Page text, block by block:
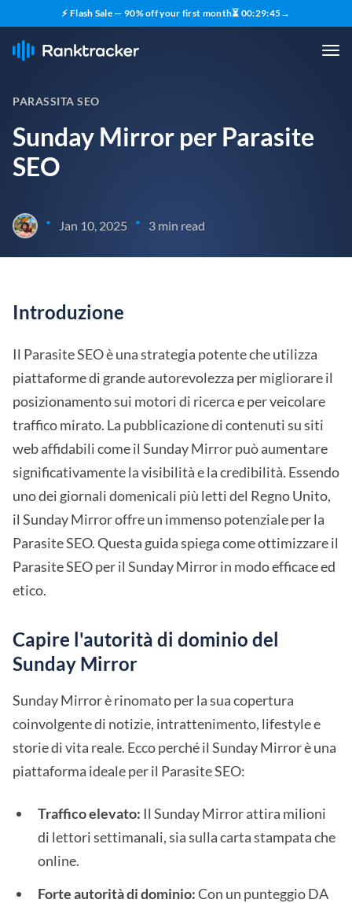
⚡ Flash Sale — 90% off your first month⏳ 00:29:45→
PARASSITA SEO
Sunday Mirror per Parasite
SEO
• Jan 10, 2025 • 3 min read
Introduzione
Il Parasite SEO è una strategia potente che utilizza
piattaforme di grande autorevolezza per migliorare il
posizionamento sui motori di ricerca e per veicolare
traffico mirato. La pubblicazione di contenuti su siti
web affidabili come il Sunday Mirror può aumentare
significativamente la visibilità e la credibilità. Essendo
uno dei giornali domenicali più letti del Regno Unito,
il Sunday Mirror offre un immenso potenziale per la
Parasite SEO. Questa guida spiega come ottimizzare il
Parasite SEO per il Sunday Mirror in modo efficace ed
etico.
Capire l'autorità di dominio del
Sunday Mirror
Sunday Mirror è rinomato per la sua copertura
coinvolgente di notizie, intrattenimento, lifestyle e
storie di vita reale. Ecco perché il Sunday Mirror è una
piattaforma ideale per il Parasite SEO:
Traffico elevato: Il Sunday Mirror attira milioni
di lettori settimanali, sia sulla carta stampata che
online.
Forte autorità di dominio:Con un punteggio DA